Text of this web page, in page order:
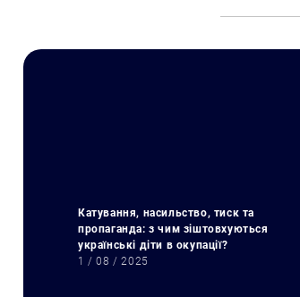
Катування, насильство, тиск та
пропаганда: з чим зіштовхуються
українські діти в окупації?
1 / 08 / 2025